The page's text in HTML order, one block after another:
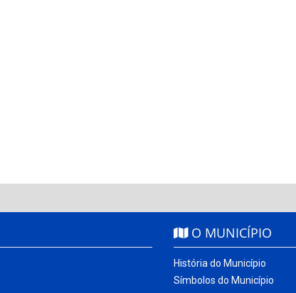
O MUNICÍPIO
História do Município
Símbolos do Município